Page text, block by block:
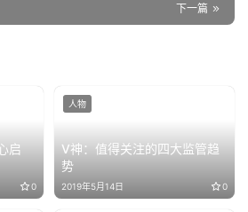
下一篇
启
0
V神：值得关注的四大监管趋
势
2019年5月14日 0
人物